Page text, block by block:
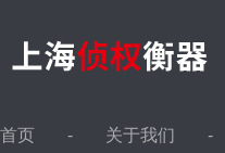
首页 关于我们